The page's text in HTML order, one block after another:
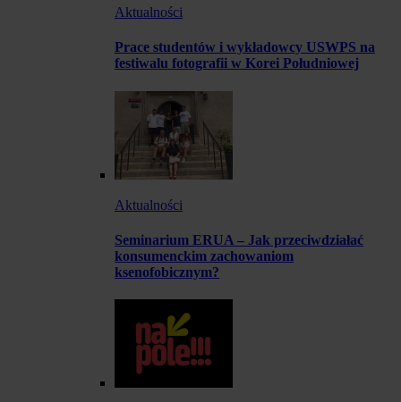
Aktualności
Prace studentów i wykładowcy USWPS na
festiwalu fotografii w Korei Południowej
Aktualności
Seminarium ERUA – Jak przeciwdziałać
konsumenckim zachowaniom
ksenofobicznym?